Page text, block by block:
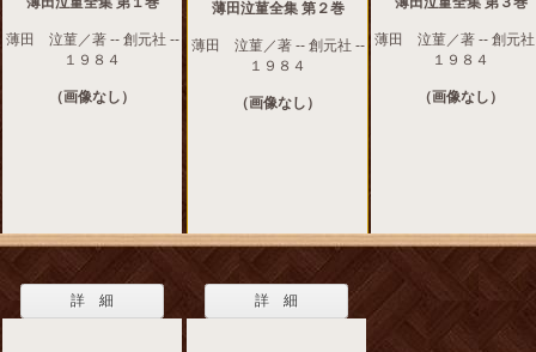
薄田 泣菫／著 -- 創元社 --
１９８４
（画像なし）
薄田泣菫全集 第２巻
薄田 泣菫／著 -- 創元社 --
１９８４
（画像なし）
薄田 泣菫／著 -- 創元社
１９８４
（画像なし）
詳 細 詳 細